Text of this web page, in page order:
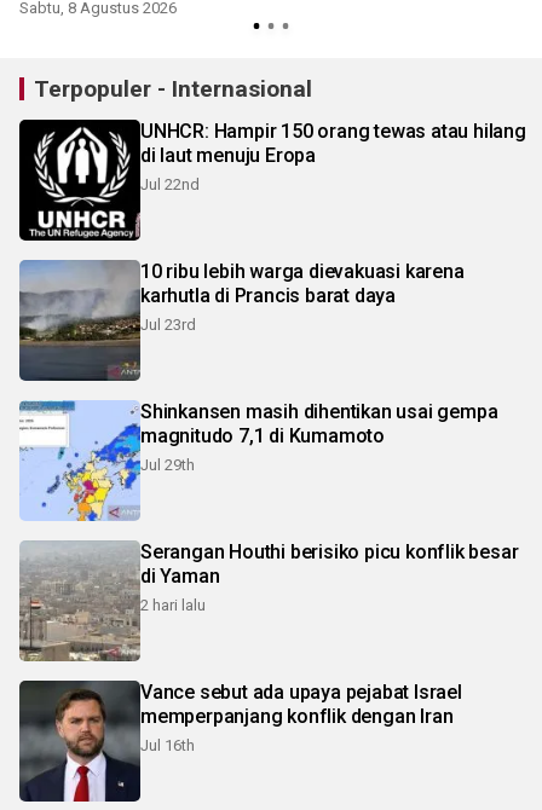
Sabtu, 8 Agustus 2026
Terpopuler - Internasional
UNHCR: Hampir 150 orang tewas atau hilang
di laut menuju Eropa
Jul 22nd
10 ribu lebih warga dievakuasi karena
karhutla di Prancis barat daya
Jul 23rd
Shinkansen masih dihentikan usai gempa
magnitudo 7,1 di Kumamoto
Jul 29th
Serangan Houthi berisiko picu konflik besar
di Yaman
2 hari lalu
Vance sebut ada upaya pejabat Israel
memperpanjang konflik dengan Iran
Jul 16th